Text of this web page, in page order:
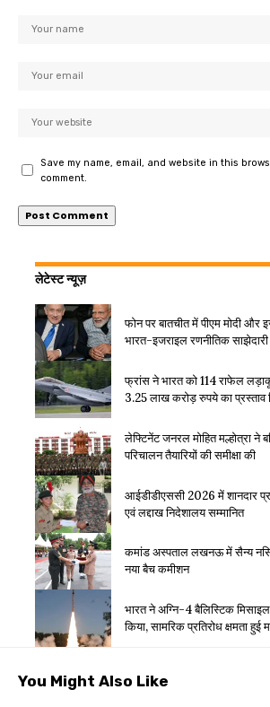
Save my name, email, and website in this
comment.
लेटेस्ट न्यूज़
फोन पर बातचीत में पीएम मोदी और
भारत-इजराइल रणनीतिक साझेदारी
फ्रांस ने भारत को 114 राफेल
3.25 लाख करोड़ रुपये का प्रस्ताव
लेफ्टिनेंट जनरल मोहित मल्होत्रा ने
परिचालन तैयारियों की समीक्षा की
आईडीडीएससी 2026 में शानदार
एवं लद्दाख निदेशालय सम्मानित
कमांड अस्पताल लखनऊ में सैन्य
नया बैच कमीशन
भारत ने अग्नि-4 बैलिस्टिक
किया, सामरिक प्रतिरोध क्षमता हुई
You Might Also Like